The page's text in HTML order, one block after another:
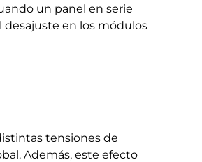
un panel en serie
desajuste en los módulos
tensiones de
Además, este efecto